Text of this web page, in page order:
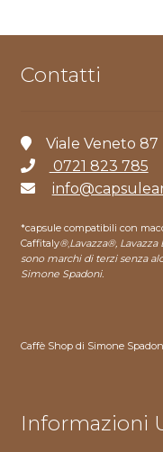
Contatti
Viale Veneto 87
0721 823 785
*capsule compatibili con
Caffitaly®,Lavazza®,
sono marchi di terzi senza
Simone Spadoni.
Caffè Shop di Simone
Informazioni